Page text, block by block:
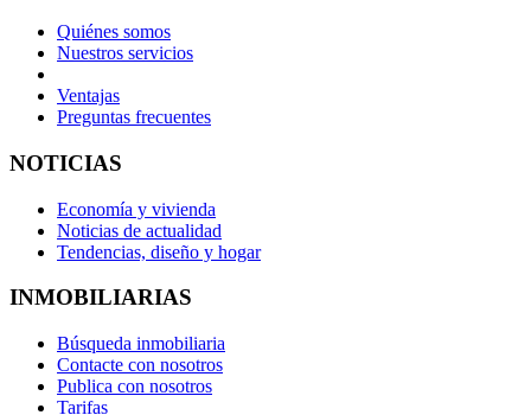
Quiénes somos
Nuestros servicios
Ventajas
Preguntas frecuentes
NOTICIAS
Economía y vivienda
Noticias de actualidad
Tendencias, diseño y hogar
INMOBILIARIAS
Búsqueda inmobiliaria
Contacte con nosotros
Publica con nosotros
Tarifas